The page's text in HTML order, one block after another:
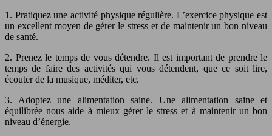
1. Pratiquez une activité physique régulière. L’exercice physique est
un excellent moyen de gérer le stress et de maintenir un bon niveau
de santé.
2. Prenez le temps de vous détendre. Il est important de prendre le
temps de faire des activités qui vous détendent, que ce soit lire,
écouter de la musique, méditer, etc.
3. Adoptez une alimentation saine. Une alimentation saine et
équilibrée nous aide à mieux gérer le stress et à maintenir un bon
niveau d’énergie.